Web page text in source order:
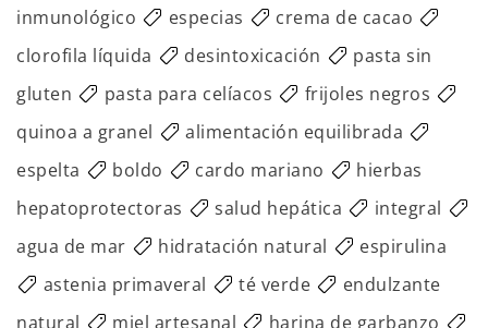
inmunológico
especias
crema de cacao
clorofila líquida
desintoxicación
pasta sin
gluten
pasta para celíacos
frijoles negros
quinoa a granel
alimentación equilibrada
espelta
boldo cardo mariano
hierbas
hepatoprotectoras
salud hepática
integral
agua de mar
hidratación natural
espirulina
astenia primaveral
té verde
endulzante
natural
miel artesanal
harina de garbanzo